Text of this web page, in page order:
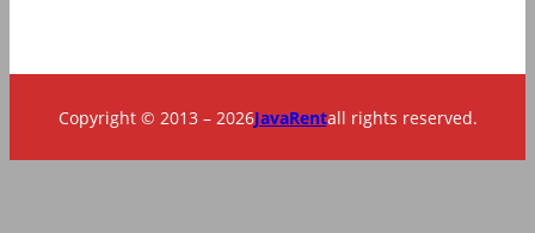
Copyright © 2013 – 2026JavaRentall rights reserved.